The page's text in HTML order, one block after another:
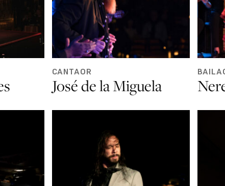
CANTAOR
José de la Miguela